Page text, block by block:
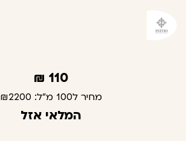
110
₪
מחיר ל100 מ"ל: ₪2200
המלאי אזל